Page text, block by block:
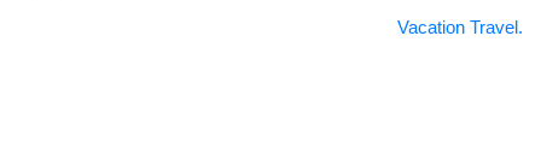
Vacation Travel.